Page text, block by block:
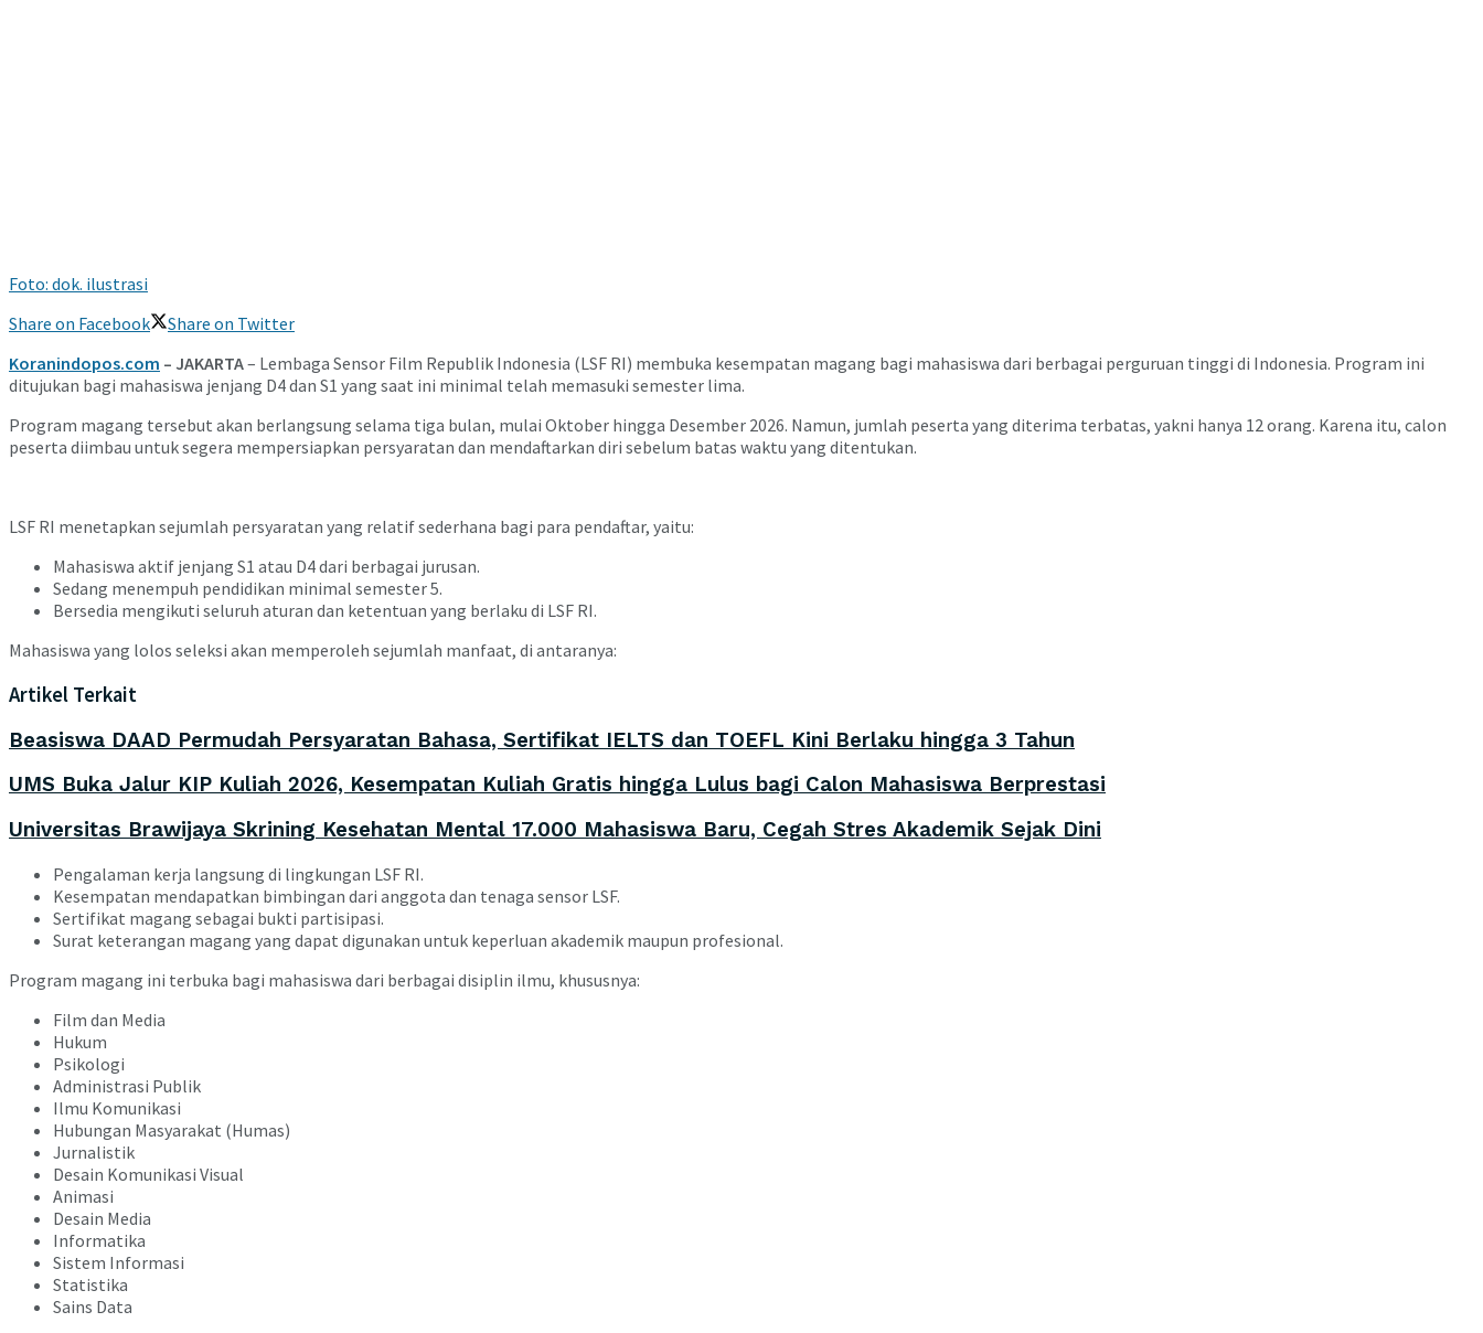
Foto: dok. ilustrasi
Share on Facebook
Share on Twitter
Koranindopos.com – JAKARTA– Lembaga Sensor Film Republik Indonesia (LSF RI) membuka kesempatan magang bagi mahasiswa dari berbagai perguruan tinggi di Indonesia. Program ini
ditujukan bagi mahasiswa jenjang D4 dan S1 yang saat ini minimal telah memasuki semester lima.
Program magang tersebut akan berlangsung selama tiga bulan, mulai Oktober hingga Desember 2026. Namun, jumlah peserta yang diterima terbatas, yakni hanya 12 orang. Karena itu, calon
peserta diimbau untuk segera mempersiapkan persyaratan dan mendaftarkan diri sebelum batas waktu yang ditentukan.
LSF RI menetapkan sejumlah persyaratan yang relatif sederhana bagi para pendaftar, yaitu:
Mahasiswa aktif jenjang S1 atau D4 dari berbagai jurusan.
Sedang menempuh pendidikan minimal semester 5.
Bersedia mengikuti seluruh aturan dan ketentuan yang berlaku di LSF RI.
Mahasiswa yang lolos seleksi akan memperoleh sejumlah manfaat, di antaranya:
Artikel Terkait
Beasiswa DAAD Permudah Persyaratan Bahasa, Sertifikat IELTS dan TOEFL Kini Berlaku hingga 3 Tahun
UMS Buka Jalur KIP Kuliah 2026, Kesempatan Kuliah Gratis hingga Lulus bagi Calon Mahasiswa Berprestasi
Universitas Brawijaya Skrining Kesehatan Mental 17.000 Mahasiswa Baru, Cegah Stres Akademik Sejak Dini
Pengalaman kerja langsung di lingkungan LSF RI.
Kesempatan mendapatkan bimbingan dari anggota dan tenaga sensor LSF.
Sertifikat magang sebagai bukti partisipasi.
Surat keterangan magang yang dapat digunakan untuk keperluan akademik maupun profesional.
Program magang ini terbuka bagi mahasiswa dari berbagai disiplin ilmu, khususnya:
Film dan Media
Hukum
Psikologi
Administrasi Publik
Ilmu Komunikasi
Hubungan Masyarakat (Humas)
Jurnalistik
Desain Komunikasi Visual
Animasi
Desain Media
Informatika
Sistem Informasi
Statistika
Sains Data